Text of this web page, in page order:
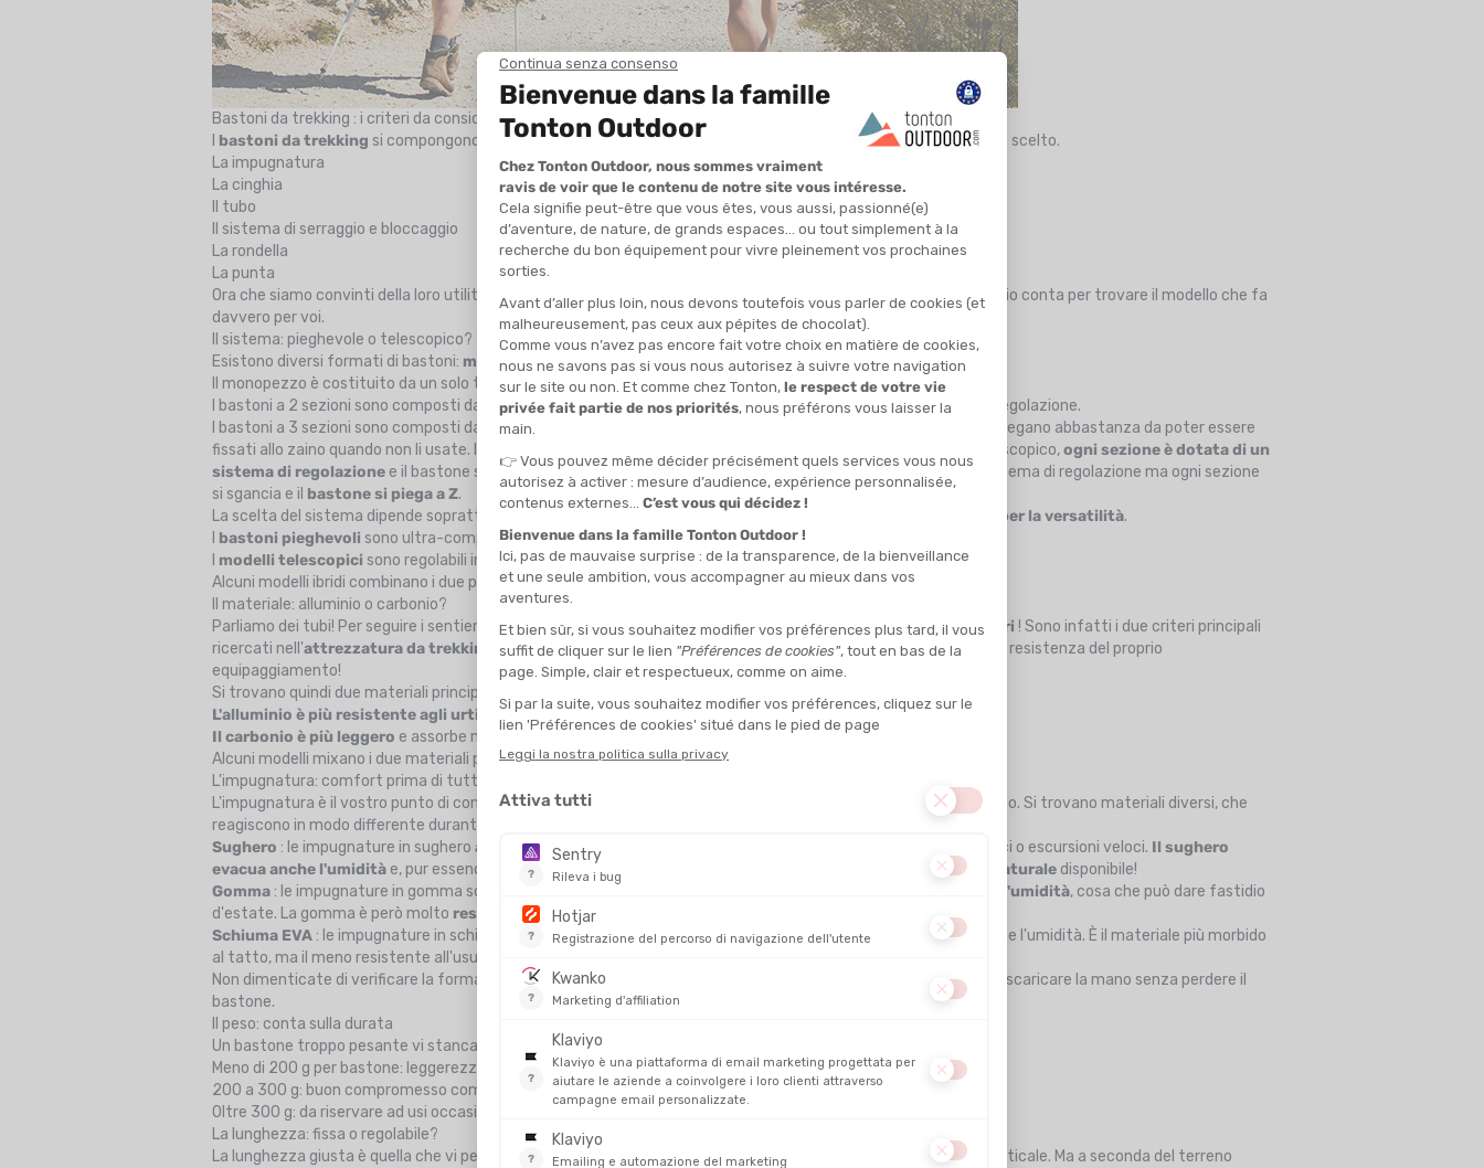
Bastoni da trekking : i criteri da considerare per scegliere bene
bastoni da trekking si compongono di diverse parti, costruite in modo differente a seconda del tipo di bastone scelto.
La impugnatura
La cinghia
Il tubo
Il sistema di serraggio e bloccaggio
La rondella
La punta
Ora che siamo convinti della loro utilità, vediamo i criteri per scegliere i giusti
bastoni da cammino
. Ogni dettaglio conta per trovare il modello che fa
davvero per voi.
Il sistema: pieghevole o telescopico?
Esistono diversi formati di bastoni: monopezzo non regolabile, 3 sezioni, pieghevole o telescopico.
Il monopezzo è costituito da un solo tubo enon è regolabile.
I bastoni a 2 sezioni sono composti da due tubi.Sonoregolabili in lunghezzae quindi integrano un sistema di regolazione.
I bastoni a 3 sezioni sono composti da tre tubi. È il
poiché i bastoni si ripiegano abbastanza da poter essere
fissati allo zaino quando non li usate. Il bastone a 3 sezioni può essere
. Quando è telescopico,ogni sezione è dotata di un
sistema di regolazione e il bastone si richiude su se stesso. Quando è pieghevole, il bastone non prevede un sistema di regolazione ma ogni sezione
si sgancia e il bastone si piega a Z.
La scelta del sistema dipende soprattutto dalla vostra pratica.
Pieghevole per la compattezza telescopico per la versatilità.
bastoni pieghevoli sono ultra-compatti, perfetti per trail o fast hiking
modelli telescopici sono regolabili in altezza, pratici per adattarsi a terreni diversi
Alcuni modelli ibridi combinano i due per il massimo della versatilità
Il materiale: alluminio o carbonio?
Parliamo dei tubi! Per seguire i sentieri nelle vostre avventure, i bastoni devono essererobusti ma anche leggeri ! Sono infatti i due criteri principali
ricercati nell'attrezzatura da trekking
: anche se ogni grammo conta, è essenziale poter fare affidamento sulla resistenza del proprio
equipaggiamento!
Si trovano quindi due materiali principali per i
L'alluminio è più resistente agli urti
, ideale per escursioni impegnative
Il carbonio è più leggero e assorbe meglio le vibrazioni
Alcuni modelli mixano i due materiali per un compromesso rigidità/leggerezza
L'impugnatura: comfort prima di tutto
L'impugnatura è il vostro punto di contatto con il bastone. Deve essere confortevole, anche dopo ore di cammino. Si trovano materiali diversi, che
reagiscono in modo differente durante lo sforzo. I principali sono:
Sughero : le impugnature in sughero assorbono meglio gli urti rispetto ad altri materiali, utile su terreni tecnici o escursioni veloci. Il sughero
evacua anche l'umidità e, pur essendo un po' più pesante, offre grande morbidezza! Infine è l'unico materiale naturale disponibile!
Gomma : le impugnature in gomma sono le più non evacuano l'umidità, cosa che può dare fastidio
d'estate. La gomma è però molto resistente.
Schiuma EVA : le impugnature in schiuma sono molto confortevoli e leggere. Sono morbide e smaltiscono bene l'umidità. È il materiale più morbido
al tatto, ma il meno resistente all'usura.
Non dimenticate di verificare la forma dell'impugnatura e la qualità delle cinghie. Una buona cinghia permette di scaricare la mano senza perdere il
bastone.
Il peso: conta sulla durata
Un bastone troppo pesante vi stanca più di quanto vi aiuti. Su più ore o più giorni, ogni grammo conta.
Meno di 200 g per bastone: leggerezza ottimale per la performance!
200 a 300 g: buon compromesso comfort/robustezza
Oltre 300 g: da riservare ad usi occasionali o molto tecnici
La lunghezza: fissa o regolabile?
La lunghezza giusta è quella che vi permette di mantenere l'avambraccio a 90°quando tenete il bastone in verticale. Ma a seconda del terreno